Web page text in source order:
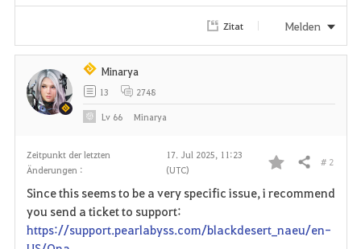
r
i
e
Zitat Melden
Zeitpunkt der letzten
Änderungen :
17. Jul 2025, 11:23
(UTC)
F
v
Teilen # 2
Since this seems to be a very specific issue, i recommend
you send a ticket to support:
https://support.pearlabyss.com/blackdesert_naeu/en-
Minarya
13 2748
Lv 66 Minarya